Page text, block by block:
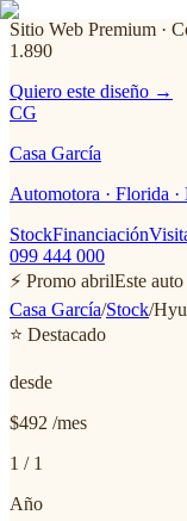
Sitio Web Premium ·
1.890
Quiero este diseño →
CG
Casa García
Automotora · Florida ·
StockFinanciación
099 444 000
⚡ Promo abrilEste
Casa García/Stock/
⭐ Destacado
desde
$492 /mes
1 / 1
Año